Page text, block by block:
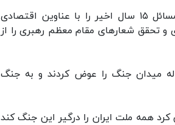
معاون اول رئیس جمهور با بیان اینکه مقام معظم رهبری با اشراف کامل به مسائل ۱۵ سال اخیر را با عناوین اقتصادی
و تحقق شعارهای مقام معظم رهبری را از
میدان جنگ را عوض کردند و به جنگ
همه ملت ایران را درگیر این جنگ کند